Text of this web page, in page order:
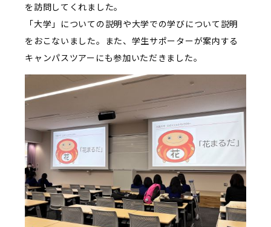
を訪問してくれました。
「大学」についての説明や大学での学びについて説明
をおこないました。また、学生サポーターが案内する
キャンパスツアーにも参加いただきました。